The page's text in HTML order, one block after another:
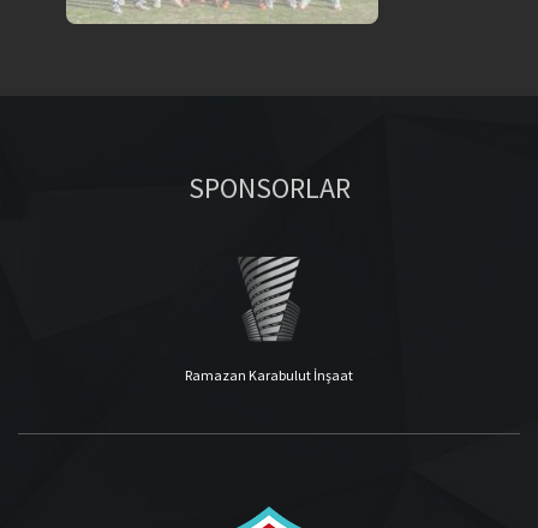
SPONSORLAR
Ramazan Karabulut İnşaat